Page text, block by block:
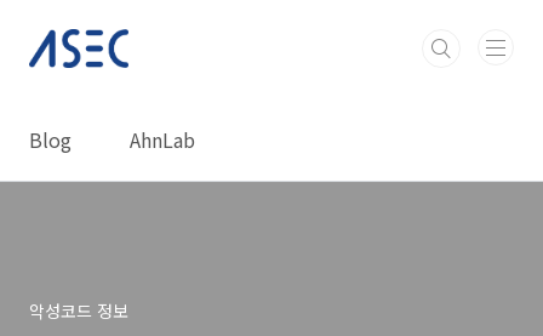
Blog AhnLab
악성코드 정보